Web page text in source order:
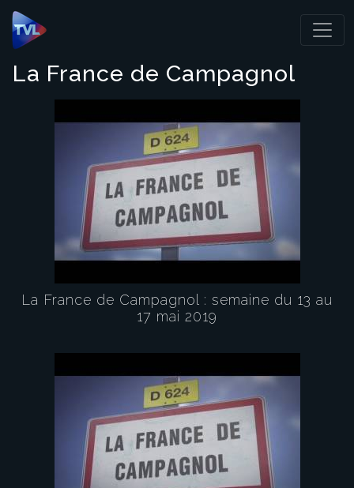
Panneau de gestion des cookies
La France de Campagnol
La France de Campagnol : semaine du 13 au
17 mai 2019